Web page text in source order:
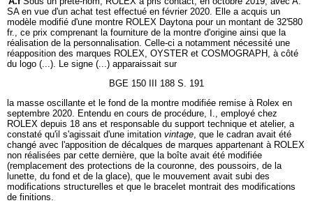
SA en vue d'un achat test effectué en février 2020. Elle a acquis un
modèle modifié d'une montre ROLEX Daytona pour un montant de 32'580
fr., ce prix comprenant la fourniture de la montre d'origine ainsi que la
réalisation de la personnalisation. Celle-ci a notamment nécessité une
réapposition des marques ROLEX, OYSTER et COSMOGRAPH, à côté
du logo (...). Le signe (...) apparaissait sur
BGE 150 III 188 S. 191
la masse oscillante et le fond de la montre modifiée remise à Rolex en
septembre 2020. Entendu en cours de procédure, I., employé chez
ROLEX depuis 18 ans et responsable du support technique et atelier, a
constaté qu'il s'agissait d'une imitation vintage, que le cadran avait été
changé avec l'apposition de décalques de marques appartenant à ROLEX
non réalisées par cette dernière, que la boîte avait été modifiée
(remplacement des protections de la couronne, des poussoirs, de la
lunette, du fond et de la glace), que le mouvement avait subi des
modifications structurelles et que le bracelet montrait des modifications
de finitions.